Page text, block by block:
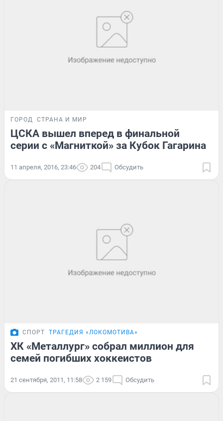
ГОРОД СТРАНА И МИР
ЦСКА вышел вперед в финальной
серии с «Магниткой» за Кубок Гагарина
11 апреля, 2016, 23:46 204 Обсудить
СПОРТ ТРАГЕДИЯ «ЛОКОМОТИВА»
ХК «Металлург» собрал миллион для
семей погибших хоккеистов
21 сентября, 2011, 11:58 2 159 Обсудить